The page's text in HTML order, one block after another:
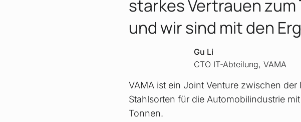
starkes Vertrauen zum
und wir sind mit den
Gu Li
CTO IT-Abteilung, VAMA
VAMA ist ein Joint Venture zwischen
Stahlsorten für die Automobilindustrie
Tonnen.